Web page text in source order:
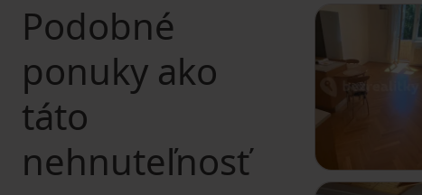
Podobné
ponuky ako
táto
nehnuteľnosť